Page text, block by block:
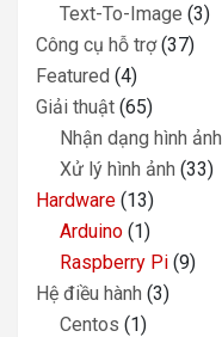
Text-To-Image (3)
Công cụ hỗ trợ(37)
Featured (4)
Giải thuật (65)
Nhận dạng hình ảnh
Xử lý hình ảnh (33)
Hardware (13)
Arduino (1)
Raspberry Pi (9)
Hệ điều hành (3)
Centos (1)